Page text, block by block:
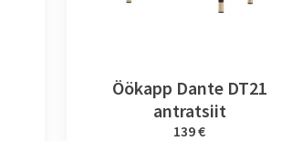
Öökapp Dante DT21
antratsiit
139 €